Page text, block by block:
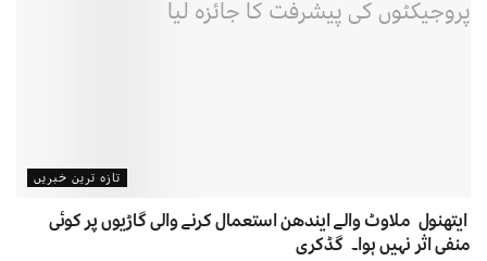
تازہ ترین خبریں
ایتھنول ملاوٹ والے ایندھن استعمال کرنے والی گاڑیوں پر کوئی
منفی اثر نہیں ہوا۔ گڈکری